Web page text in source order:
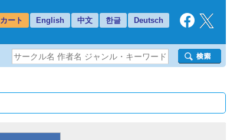
カート English 中文 한글 Deutsch